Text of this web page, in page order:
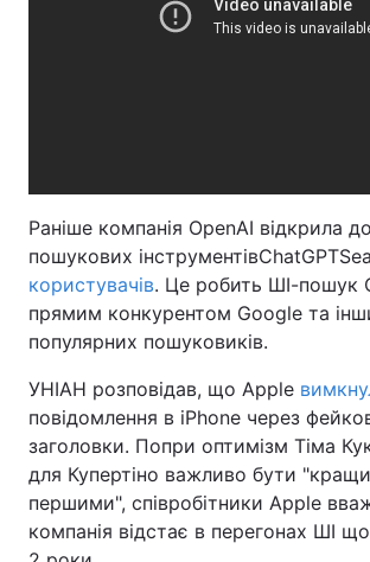
Раніше компанія OpenAI відкрила
пошукових інструментівChatGPT
користувачів. Це робить ШІ-пошук
прямим конкурентом Google та
популярних пошуковиків.
УНІАН розповідав, що Apple
повідомлення в iPhone через
заголовки. Попри оптимізм Тіма
для Купертіно важливо бути
першими", співробітники Apple
компанія відстає в перегонах ШІ